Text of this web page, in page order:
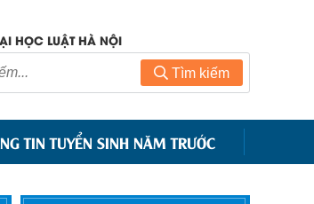
HỌC LUẬT HÀ NỘI
Tìm kiếm
TIN TUYỂN SINH NĂM TRƯỚC